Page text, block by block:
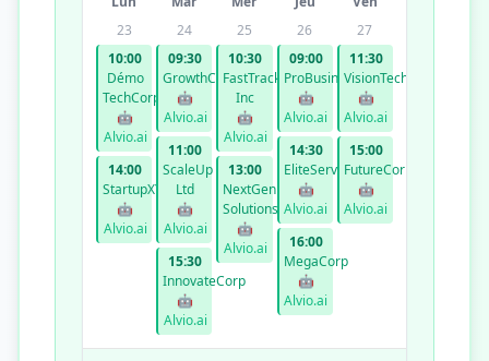
23
10:00
Démo
TechCorp
🤖
Alvio.ai
14:00
StartupXYZ
🤖
Alvio.ai
24
09:30
GrowthCo
🤖
Alvio.ai
11:00
ScaleUp
Ltd
🤖
Alvio.ai
15:30
InnovateCorp
🤖
Alvio.ai
25
10:30
FastTrack
Inc
🤖
Alvio.ai
13:00
NextGen
Solutions
🤖
Alvio.ai
26
09:00
ProBusiness
🤖
Alvio.ai
14:30
EliteServices
🤖
Alvio.ai
16:00
MegaCorp
🤖
Alvio.ai
27
11:30
VisionTech
🤖
Alvio.ai
15:00
FutureCorp
🤖
Alvio.ai